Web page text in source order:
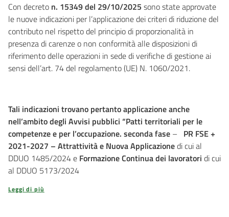
Con decreto n. 15349 del 29/10/2025 sono state approvate
le nuove indicazioni per l’applicazione dei criteri di riduzione del
contributo nel rispetto del principio di proporzionalità in
presenza di carenze o non conformità alle disposizioni di
riferimento delle operazioni in sede di verifiche di gestione ai
sensi dell’art. 74 del regolamento (UE) N. 1060/2021.
Tali indicazioni trovano pertanto applicazione anche
nell’ambito degli Avvisi pubblici “Patti territoriali per le
competenze e per l’occupazione. seconda fase – PR FSE +
2021-2027 – Attrattività e Nuova Applicazionedi cui al
DDUO 1485/2024 e Formazione Continua dei lavoratori di cui
al DDUO 5173/2024
Leggi di più